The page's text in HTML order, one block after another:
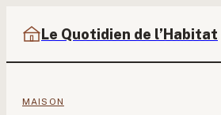
Le Quotidien de l’Habitat
MAISON